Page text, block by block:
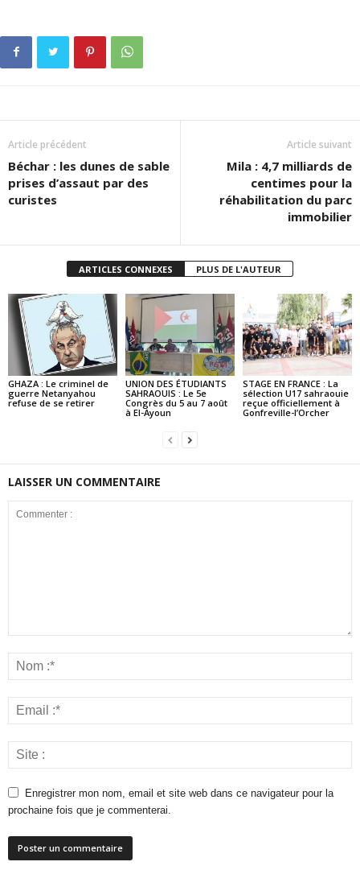
Article précédent
Béchar : les dunes de sable
prises d’assaut par des
curistes
Article suivant
Mila : 4,7 milliards de
centimes pour la
réhabilitation du parc
immobilier
ARTICLES CONNEXES PLUS DE L'AUTEUR
GHAZA : Le criminel de
guerre Netanyahou
refuse de se retirer
UNION DES ÉTUDIANTS
SAHRAOUIS : Le 5e
Congrès du 5 au 7 août
à El-Ayoun
STAGE EN FRANCE : La
sélection U17 sahraouie
reçue officiellement à
Gonfreville-l’Orcher
LAISSER UN COMMENTAIRE
Enregistrer mon nom, email et site web dans ce navigateur pour la
prochaine fois que je commenterai.